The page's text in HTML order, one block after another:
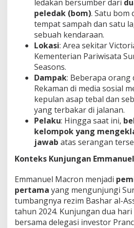
ledakan bersumber dari
peledak (bom). Satu bom
tempat sampah dan satu
sebuah kendaraan.
Lokasi: Area sekitar
Kementerian Pariwisata
Seasons.
Dampak: Beberapa
Rekaman di media sosial
kepulan asap tebal dan
yang terbakar di jalanan.
Pelaku: Hingga saat ini,
kelompok yang
jawab atas serangan
Konteks Kunjungan
Emmanuel Macron menjadi
pertama yang mengunjungi
tumbangnya rezim Bashar al-
tahun 2024. Kunjungan dua
bersama delegasi investor